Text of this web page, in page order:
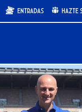
Entradas Hazte